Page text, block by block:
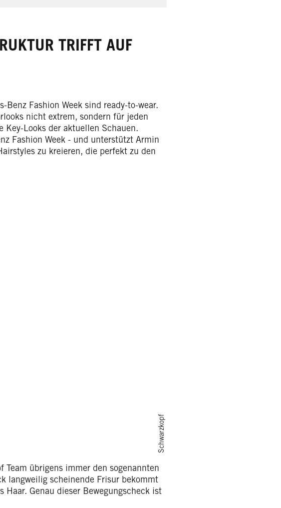
TRIFFT AUF
Fashion Week sind ready-to-wear.
nicht extrem, sondern für jeden
Looks der aktuellen Schauen.
Fashion Week - und unterstützt Armin
zu kreieren, die perfekt zu den
Schwarzkopf
Team übrigens immer den sogenannten
langweilig scheinende Frisur bekommt
Genau dieser Bewegungscheck ist